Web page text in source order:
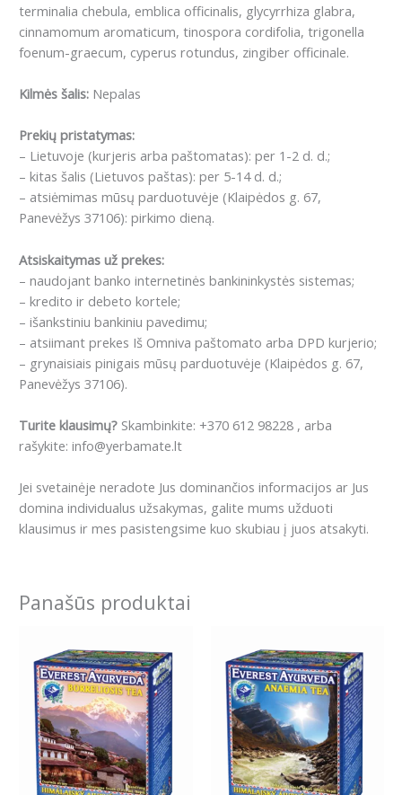
terminalia chebula, emblica officinalis, glycyrrhiza glabra,
cinnamomum aromaticum, tinospora cordifolia, trigonella
foenum-graecum, cyperus rotundus, zingiber officinale.
Kilmės šalis: Nepalas
Prekių pristatymas:
– Lietuvoje (kurjeris arba paštomatas): per 1-2 d. d.;
– kitas šalis (Lietuvos paštas): per 5-14 d. d.;
– atsiėmimas mūsų parduotuvėje (Klaipėdos g. 67,
Panevėžys 37106): pirkimo dieną.
Atsiskaitymas už prekes:
– naudojant banko internetinės bankininkystės sistemas;
– kredito ir debeto kortele;
– išankstiniu bankiniu pavedimu;
– atsiimant prekes Iš Omniva paštomato arba DPD kurjerio;
– grynaisiais pinigais mūsų parduotuvėje (Klaipėdos g. 67,
Panevėžys 37106).
Turite klausimų? Skambinkite: +370 612 98228 , arba
rašykite: info@yerbamate.lt
Jei svetainėje neradote Jus dominančios informacijos ar Jus
domina individualus užsakymas, galite mums užduoti
klausimus ir mes pasistengsime kuo skubiau į juos atsakyti.
Panašūs produktai